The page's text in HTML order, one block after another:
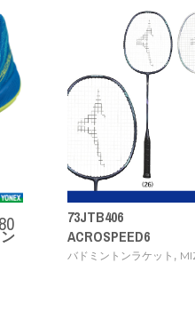
71GA2444
ウエーブクロ
バドミントンシュ